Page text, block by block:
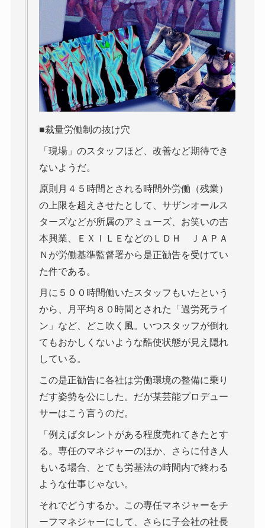
■裁量労働制の抜け穴
「現場」のスタッフほど、改善など期待でき
ないようだ。
原則月４５時間とされる時間外労働（残業）
の上限を超えさせたとして、サザンオールス
ターズなどが所属のアミューズ、お笑いの吉
本興業、ＥＸＩＬＥなどのＬＤＨ ＪＡＰＡ
Ｎが労働基準監督署から是正勧告を受けてい
た件である。
月に５００時間働いたスタッフもいたという
から、月平均８０時間とされた「過労死ライ
ン」など、どこ吹く風。いつスタッフが倒れ
てもおかしくないような酷使状態が見え隠れ
している。
この是正勧告に各社は労働環境の整備に乗り
だす姿勢を公にした。だが某芸能プロデュー
サーはこう言うのだ。
「例えばタレントがある程度売れてきたとす
る。専任のマネジャーのほか、さらに付き人
もいる場合、とても労基法の時間内で終わる
ような仕事じゃない。
それでどうするか。この専任マネジャーをチ
ーフマネジャーにして、さらに子会社の社長